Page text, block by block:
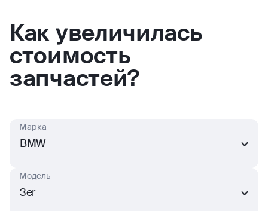
Как увеличилась
стоимость
запчастей?
BMW
Марка
3er
Модель